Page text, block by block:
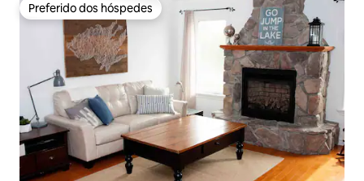
Preferido dos hóspedes
Preferido dos hóspedes